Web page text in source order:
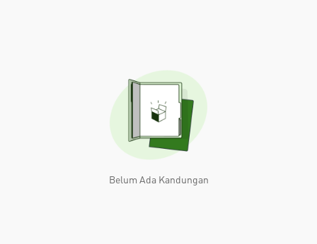
Belum Ada Kandungan